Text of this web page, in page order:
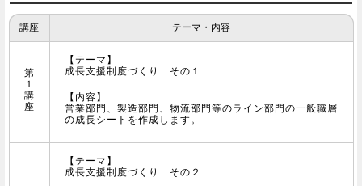
講座 テーマ・内容
第
１
講
座
【テーマ】
成長支援制度づくり その１
【内容】
営業部門、製造部門、物流部門等のライン部門の一般職層
の成長シートを作成します。
【テーマ】
成長支援制度づくり その２